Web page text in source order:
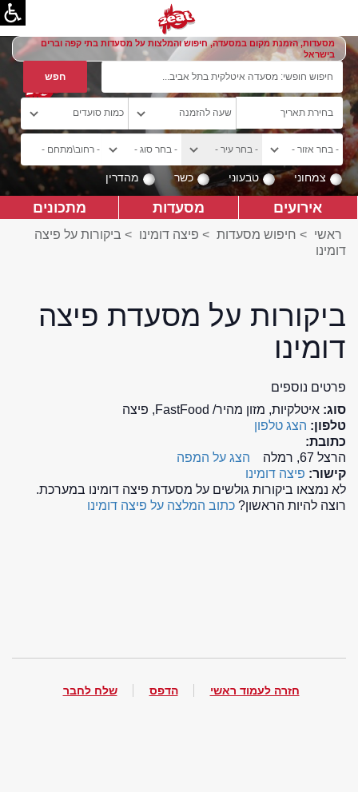
מסעדות, הזמנת מקום במסעדה, חיפוש והמלצות על מסעדות בתי קפה וברים
בישראל
צמחוני טבעוני כשר מהדרין
אירועים מסעדות מתכונים
ראשי > חיפוש מסעדות > פיצה דומינו > ביקורות על פיצה
דומינו
ביקורות על מסעדת פיצה
דומינו
פרטים נוספים
סוג: איטלקיות, מזון מהיר/ FastFood, פיצה
טלפון: הצג טלפון
כתובת:
הרצל 67, רמלה
הצג על המפה
קישור: פיצה דומינו
לא נמצאו ביקורות גולשים על מסעדת פיצה דומינו במערכת.
רוצה להיות הראשון? כתוב המלצה על פיצה דומינו
חזרה לעמוד ראשי הדפס שלח לחבר